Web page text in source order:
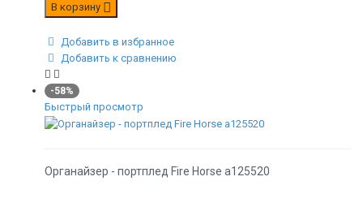
В корзину
Добавить в избранное
Добавить к сравнению
-58%
Быстрый просмотр
Органайзер - портплед Fire Horse а125520